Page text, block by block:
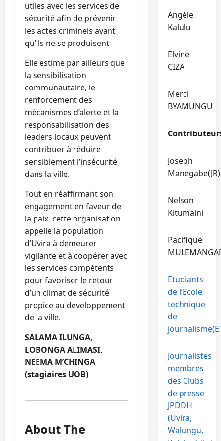
utiles avec les services de
sécurité afin de prévenir
les actes criminels avant
qu’ils ne se produisent.
Elle estime par ailleurs que
la sensibilisation
communautaire, le
renforcement des
mécanismes d’alerte et la
responsabilisation des
leaders locaux peuvent
contribuer à réduire
sensiblement l’insécurité
dans la ville.
Tout en réaffirmant son
engagement en faveur de
la paix, cette organisation
appelle la population
d’Uvira à demeurer
vigilante et à coopérer avec
les services compétents
pour favoriser le retour
d’un climat de sécurité
propice au développement
de la ville.
SALAMA ILUNGA,
LOBONGA ALIMASI,
NEEMA M’CHINGA
(stagiaires UOB)
About The
Angèle
Kalulu
Elvine
CIZA
Merci
BYAMUNGU
Joseph
Manegabe(JR)
Nelson
Kitumaini
Pacifique
Etudiants
de l’Ecole
technique
de
Journalistes
membres
des Clubs
de presse
JPDDH
(Uvira,
Walungu,